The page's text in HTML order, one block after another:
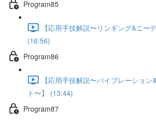
Program85
【応用手技解説〜リンギング&ニー
(16:56)
Program86
【応用手技解説〜バイブレーション
ト〜】 (13:44)
Program87